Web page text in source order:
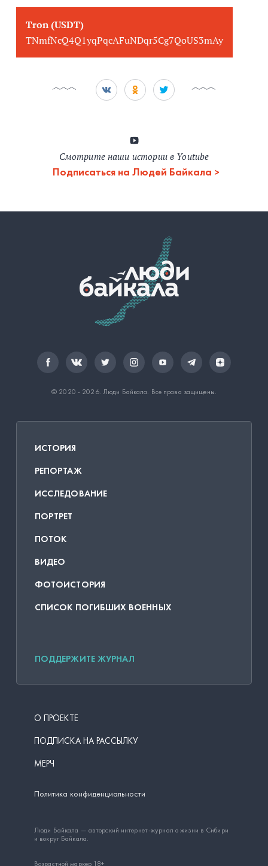
Tron (USDT)
TNmfNcQ4Q1yqPqcAFuNDqr5Cg7QoUS3mAy
Смотрите наши истории в Youtube
Подписаться на Людей Байкала
© 2020 - 2026. Люди Байкала . Все права защищены.
ИСТОРИЯ
РЕПОРТАЖ
ИССЛЕДОВАНИЕ
ПОРТРЕТ
ПОТОК
ВИДЕО
ФОТОИСТОРИЯ
СПИСОК ПОГИБШИХ ВОЕННЫХ
ПОДДЕРЖИТЕ ЖУРНАЛ
О ПРОЕКТЕ
ПОДПИСКА НА РАССЫЛКУ
МЕРЧ
Политика конфиденциальности
Люди Байкала — авторский интернет-журнал о жизни в Сибири
и вокруг Байкала.
Возрастной маркер 18+